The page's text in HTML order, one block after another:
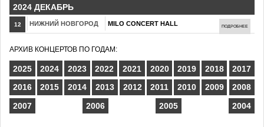
2024 ДЕКАБРЬ
12 НИЖНИЙ НОВГОРОД MILO CONCERT HALL ПОДРОБНЕЕ
АРХИВ КОНЦЕРТОВ ПО ГОДАМ:
2025 2024 2023 2022 2021 2020 2019 2018
2017
2016
2015 2014 2013 2012 2011 2010 2009
2008
2007
2006 2005 2004